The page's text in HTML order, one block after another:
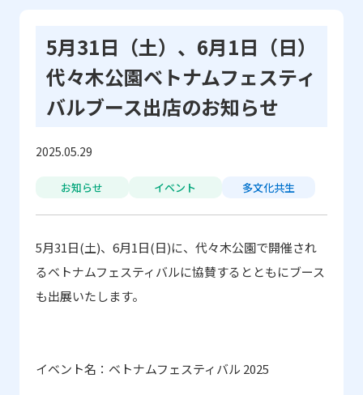
5月31日（土）、6月1日（日）
代々木公園ベトナムフェスティ
バルブース出店のお知らせ
2025.05.29
お知らせ イベント 多文化共生
5月31日(土)、 6月1日(日)に、代々木公園で開催され
るベトナムフェスティバルに協賛するとともにブース
も出展いたします。
イベント名：ベトナムフェスティバル 2025